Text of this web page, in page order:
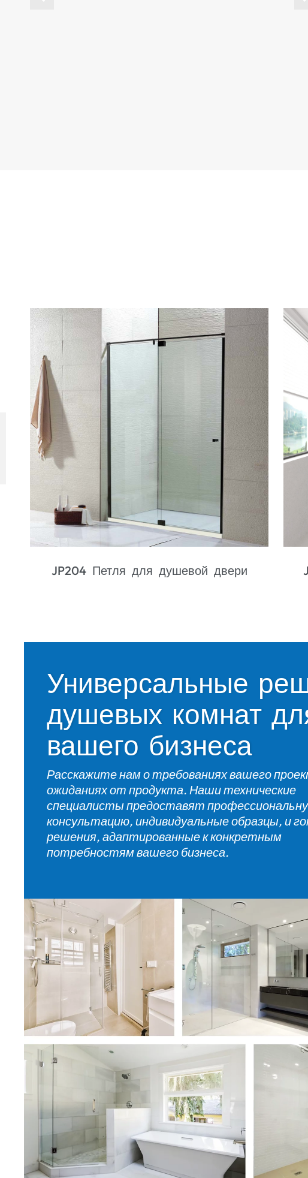
JL713B Распашная душевая дверь
Универсальные
душевых комнат
вашего бизнеса
Расскажите нам о требованиях вашего
ожиданиях от продукта. Наши технические
специалисты предоставят
консультацию, индивидуальные образцы, и
решения, адаптированные к конкретным
потребностям вашего бизнеса.